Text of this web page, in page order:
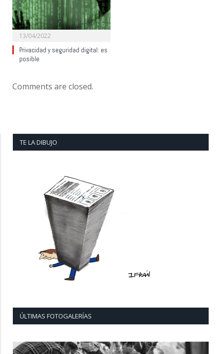
13/04/2022
Privacidad y seguridad digital: es
posible
Comments are closed.
TE LA DIBUJO
ÚLTIMAS FOTOGALERÍAS